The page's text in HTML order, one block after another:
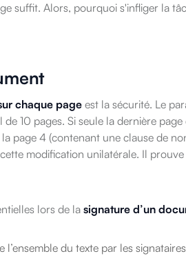
suffit. Alors, pourquoi s'infliger la
chaque pageest la sécurité. Le
10 pages. Si seule la dernière
page 4 (contenant une clause de
modification unilatérale. Il
lors de la signature d’un
du texte par les